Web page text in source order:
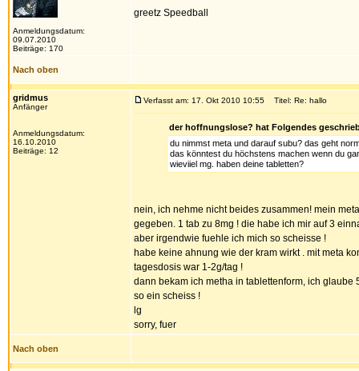
Anmeldungsdatum:
09.07.2010
Beiträge: 170
greetz Speedball
Nach oben
gridmus
Anfänger
Anmeldungsdatum:
16.10.2010
Beiträge: 12
Verfasst am: 17. Okt 2010 10:55 Titel: Re: hallo
der hoffnungslose? hat Folgendes
du nimmst meta und darauf subu? das geht
das könntest du höchstens machen wenn du
wieviiel mg. haben deine tabletten?
nein, ich nehme nicht beides zusammen! mein
gegeben. 1 tab zu 8mg ! die habe ich mir auf 3
aber irgendwie fuehle ich mich so scheisse !
habe keine ahnung wie der kram wirkt . mit meta
tagesdosis war 1-2g/tag !
dann bekam ich metha in tablettenform, ich
so ein scheiss !
lg
sorry, fuer
Nach oben